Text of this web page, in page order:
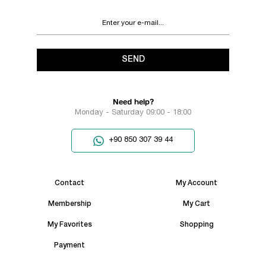
SEND
Need help?
Monday - Saturday 09:00 - 18:00
+90 850 307 39 44
Contact My Account
Membership My Cart
My Favorites Shopping
Payment